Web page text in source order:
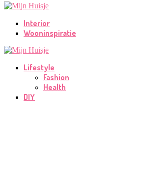
Interior
Wooninspiratie
Lifestyle
Fashion
Health
DIY